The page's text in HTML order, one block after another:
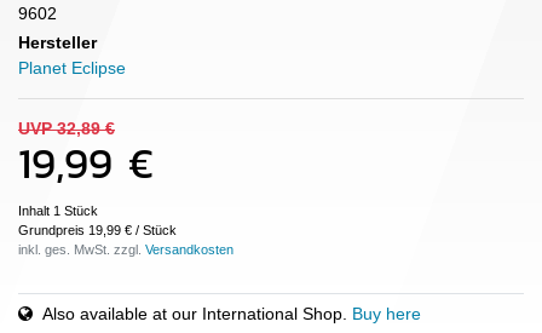
9602
Hersteller
Planet Eclipse
UVP 32,89 €
19,99 €
Inhalt 1 Stück
Grundpreis 19,99 € / Stück
inkl. ges. MwSt. zzgl.
Also available at our International Shop. Buy here